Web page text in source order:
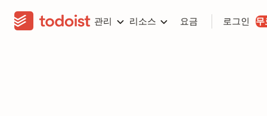
관리 리소스 요금 로그인 무